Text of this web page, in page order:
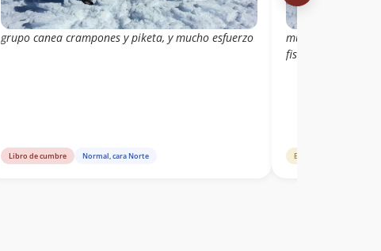
grupo canea crampones y piketa, y mucho esfuerzo
Libro de cumbre Normal, cara Norte
muy buena
fisicamente
Estado de ruta